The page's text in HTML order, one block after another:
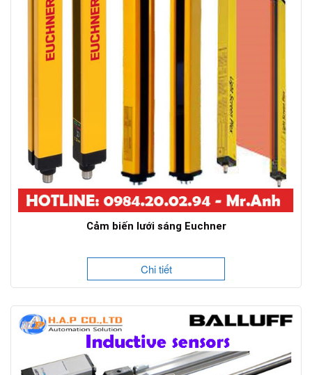
Cảm biến lưới sáng Euchner
Chi tiết